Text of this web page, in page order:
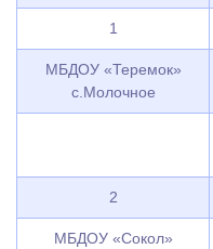
1
МБДОУ «Теремок»
с.Молочное
2
МБДОУ «Сокол»